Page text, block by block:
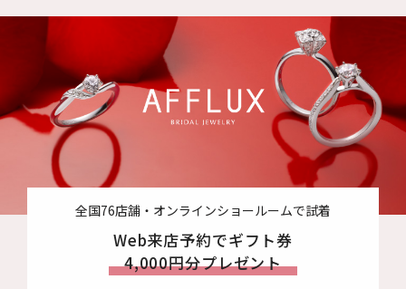
全国76店舗・オンラインショールームで試着
Web来店予約でギフト券
4,000円分プレゼント